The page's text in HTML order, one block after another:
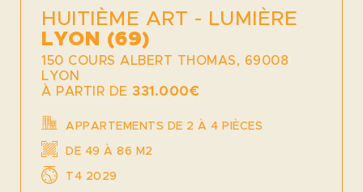
HUITIÈME ART - LUMIÈRE
LYON (69)
150 COURS ALBERT THOMAS, 69008
LYON
À PARTIR DE 331.000€
APPARTEMENTS DE 2 À 4 PIÈCES
DE 49 À 86 M2
T4 2029